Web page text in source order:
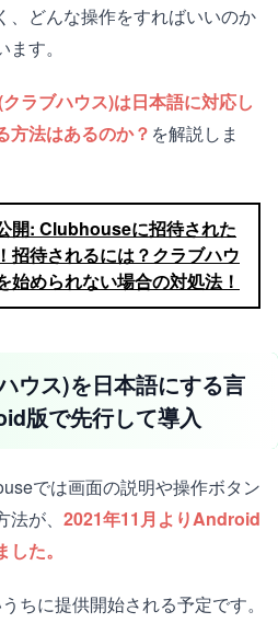
、どんな操作をすればいいのか
す。
ラブハウス)は日本語に対応し
方法はあるのか？ を解説しま
開: Clubhouseに招待された
招待されるには？クラブハウ
始められない場合の対処法！
ウス)を日本語にする言
版で先行して導入
では画面の説明や操作ボタン
が、 2021年11月よりAndroid
た。
ちに提供開始される予定です。